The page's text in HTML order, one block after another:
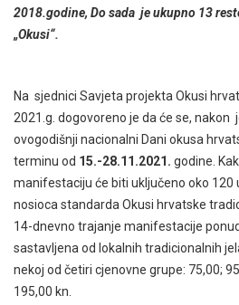
2018.godine, Do sada je ukupno 13
„Okusi“.
Na sjednici Savjeta projekta Okusi
2021.g. dogovoreno je da će se, nakon
ovogodišnji nacionalni Dani okusa
terminu od 15.-28.11.2021. godine.
manifestaciju će biti uključeno oko 120
nosioca standarda Okusi hrvatske
14-dnevno trajanje manifestacije
sastavljena od lokalnih tradicionalnih
nekoj od četiri cjenovne grupe: 75,00;
195,00 kn.